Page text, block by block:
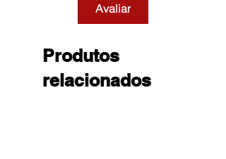
Avaliar
Produtos
relacionados